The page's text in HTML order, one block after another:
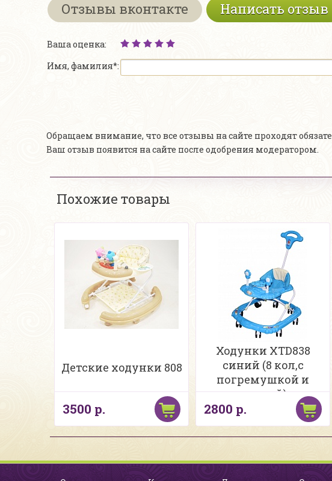
Отзывы вконтакте Написать отзыв
Ваша оценка:
Имя, фамилия*:
Обращаем внимание, что все отзывы на сайте проходят
Ваш отзыв появится на сайте после одобрения модератором.
Похожие товары
Детские ходунки 808
3500 р.
Ходунки XTD838
синий (8 кол,с
погремушкой и
ручкой)
2800 р.